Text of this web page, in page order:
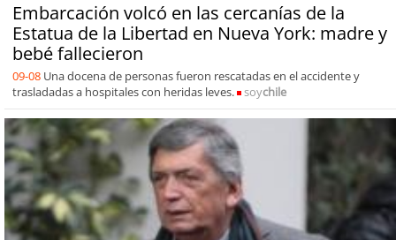
Embarcación volcó en las cercanías de la
Estatua de la Libertad en Nueva York: madre y
bebé fallecieron
09-08 Una docena de personas fueron rescatadas en el accidente y
trasladadas a hospitales con heridas leves.
soychile